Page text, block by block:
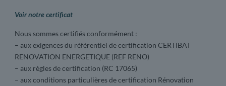
Voir notre certificat
Nous sommes certifiés conformément :
– aux exigences du référentiel de certification CERTIBAT
RENOVATION ENERGETIQUE (REF RENO)
– aux règles de certification (RC 17065)
– aux conditions particulières de certification Rénovation